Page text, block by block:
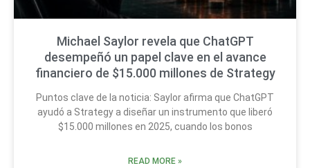
Michael Saylor revela que ChatGPT
desempeñó un papel clave en el avance
financiero de $15.000 millones de Strategy
Puntos clave de la noticia: Saylor afirma que ChatGPT
ayudó a Strategy a diseñar un instrumento que liberó
$15.000 millones en 2025, cuando los bonos
READ MORE »